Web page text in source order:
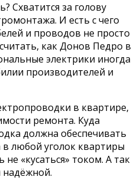
Схватится за голову
И есть с чего
и проводов не просто
как Донов Педро в
электрики иногда
производителей и
в квартире,
ремонта. Куда
должна обеспечивать
в любой уголок квартиры
не «кусаться» током. А так